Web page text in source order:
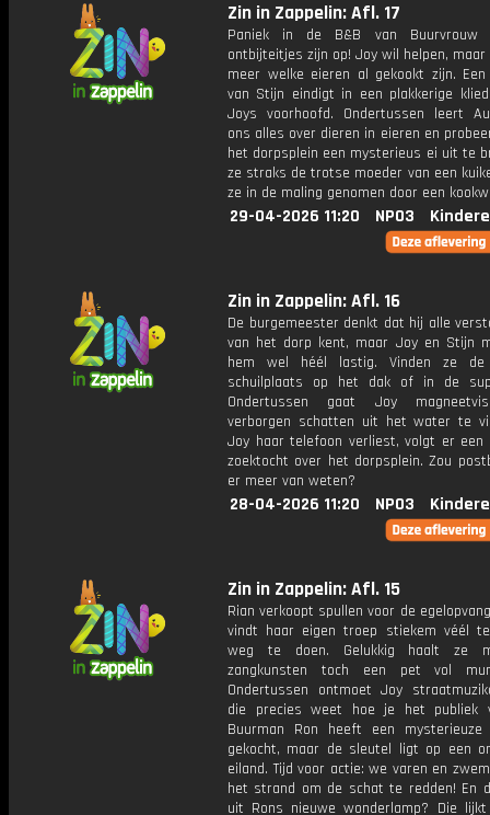
Zin in Zappelin: Afl. 17
Paniek in de B&B van Buurvrouw
ontbijteitjes zijn op! Joy wil helpen,
meer welke eieren al gekookt zijn.
van Stijn eindigt in een plakkerige
Joys voorhoofd. Ondertussen leert
ons alles over dieren in eieren en
het dorpsplein een mysterieus ei uit te
ze straks de trotse moeder van een
ze in de maling genomen door een
29-04-2026 11:20 NPO3
Zin in Zappelin: Afl. 16
De burgemeester denkt dat hij alle
van het dorp kent, maar Joy en Stijn
hem wel héél lastig. Vinden ze de
schuilplaats op het dak of in de
Ondertussen gaat Joy
verborgen schatten uit het water te
Joy haar telefoon verliest, volgt er een
zoektocht over het dorpsplein. Zou
er meer van weten?
28-04-2026 11:20 NPO3
Zin in Zappelin: Afl. 15
Rian verkoopt spullen voor de
vindt haar eigen troep stiekem véél
weg te doen. Gelukkig haalt ze
zangkunsten toch een pet vol
Ondertussen ontmoet Joy
die precies weet hoe je het publiek
Buurman Ron heeft een mysterieuze
gekocht, maar de sleutel ligt op een
eiland. Tijd voor actie: we varen en
het strand om de schat te redden! En
uit Rons nieuwe wonderlamp? Die